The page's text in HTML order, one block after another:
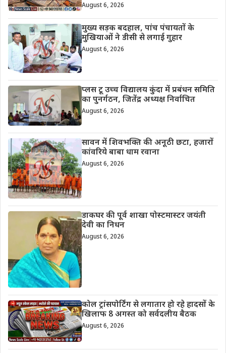
August 6, 2026
मुख्य सड़क बदहाल, पांच पंचायतों के
मुखियाओं ने डीसी से लगाई गुहार
August 6, 2026
प्लस टू उच्च विद्यालय कुंदा में प्रबंधन समिति
का पुनर्गठन, जितेंद्र अध्यक्ष निर्वाचित
August 6, 2026
सावन में शिवभक्ति की अनूठी छटा, हजारों
कांवरिये बाबा धाम रवाना
August 6, 2026
डाकघर की पूर्व शाखा पोस्टमास्टर जयंती
देवी का निधन
August 6, 2026
कोल ट्रांसपोर्टिंग से लगातार हो रहे हादसों के
खिलाफ 8 अगस्त को सर्वदलीय बैठक
August 6, 2026